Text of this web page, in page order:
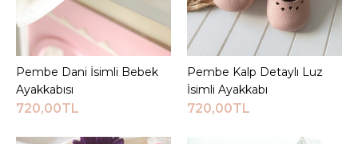
Sepete Ekle
ALIŞVERIŞ LISTESINE EKLE
Sepete Ekle
Pembe Dani İsimli Bebek
Ayakkabısı
720,00TL
Sepete Ekle
Pembe Kalp Detaylı Luz
İsimli Ayakkabı
720,00TL